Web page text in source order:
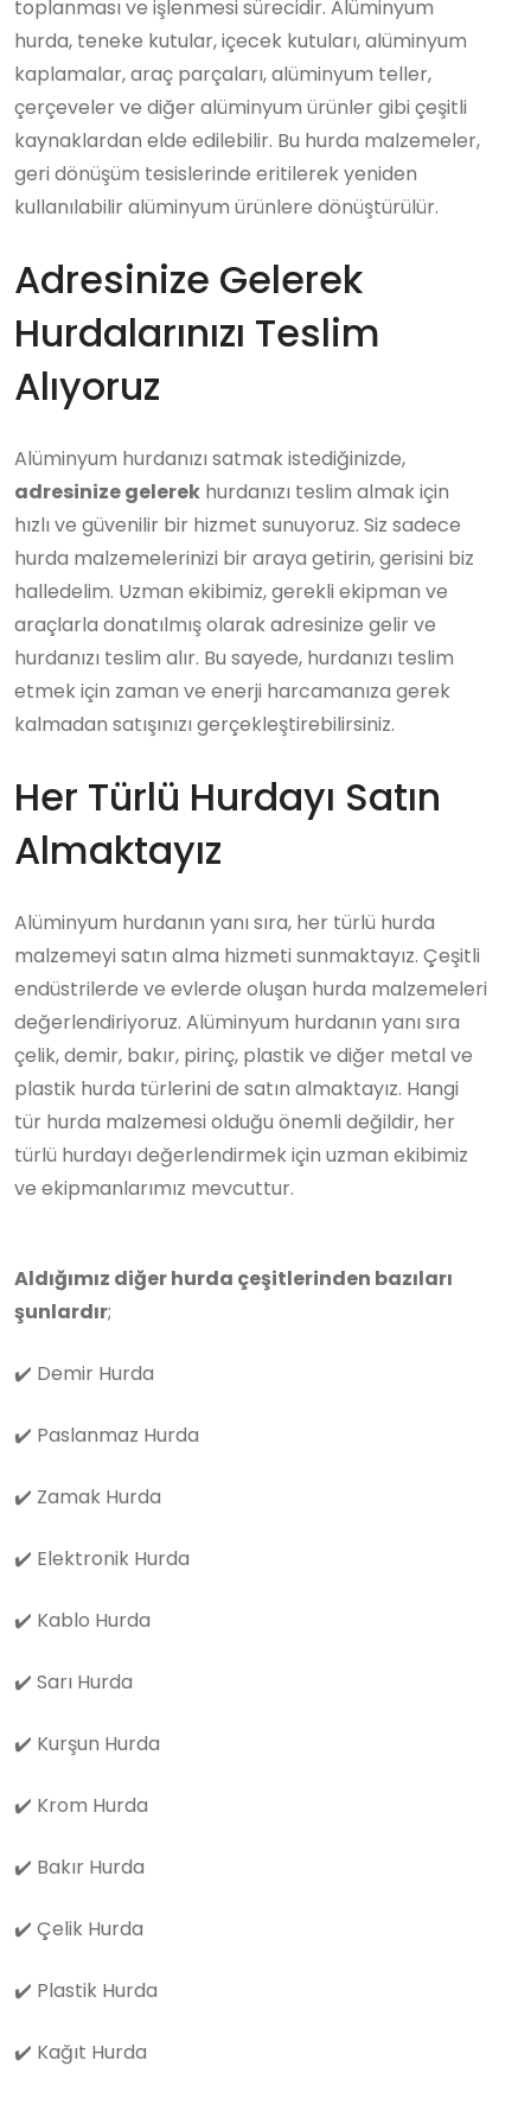
toplanması ve işlenmesi sürecidir. Alüminyum
hurda, teneke kutular, içecek kutuları, alüminyum
kaplamalar, araç parçaları, alüminyum teller,
çerçeveler ve diğer alüminyum ürünler gibi çeşitli
kaynaklardan elde edilebilir. Bu hurda malzemeler,
geri dönüşüm tesislerinde eritilerek yeniden
kullanılabilir alüminyum ürünlere dönüştürülür.
Adresinize Gelerek
Hurdalarınızı Teslim
Alıyoruz
Alüminyum hurdanızı satmak istediğinizde,
adresinize gelerek hurdanızı teslim almak için
hızlı ve güvenilir bir hizmet sunuyoruz. Siz sadece
hurda malzemelerinizi bir araya getirin, gerisini biz
halledelim. Uzman ekibimiz, gerekli ekipman ve
araçlarla donatılmış olarak adresinize gelir ve
hurdanızı teslim alır. Bu sayede, hurdanızı teslim
etmek için zaman ve enerji harcamanıza gerek
kalmadan satışınızı gerçekleştirebilirsiniz.
Her Türlü Hurdayı Satın
Almaktayız
Alüminyum hurdanın yanı sıra, her türlü hurda
malzemeyi satın alma hizmeti sunmaktayız. Çeşitli
endüstrilerde ve evlerde oluşan hurda malzemeleri
değerlendiriyoruz. Alüminyum hurdanın yanı sıra
çelik, demir, bakır, pirinç, plastik ve diğer metal ve
plastik hurda türlerini de satın almaktayız. Hangi
tür hurda malzemesi olduğu önemli değildir, her
türlü hurdayı değerlendirmek için uzman ekibimiz
ve ekipmanlarımız mevcuttur.
Aldığımız diğer hurda çeşitlerinden bazıları
şunlardır;
✔️ Demir Hurda
✔️ Paslanmaz Hurda
✔️ Zamak Hurda
✔️ Elektronik Hurda
✔️ Kablo Hurda
✔️ Sarı Hurda
✔️ Kurşun Hurda
✔️ Krom Hurda
✔️ Bakır Hurda
✔️ Çelik Hurda
✔️ Plastik Hurda
✔️ Kağıt Hurda